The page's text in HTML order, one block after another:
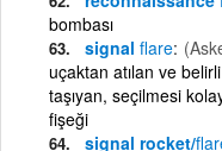
bombası
signal flare
uçaktan atılan ve
taşıyan, seçilmesi
fişeği
signal rocket/